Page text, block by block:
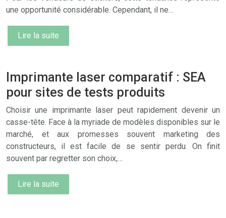
une opportunité considérable. Cependant, il ne…
Lire la suite
Imprimante laser comparatif : SEA
pour sites de tests produits
Choisir une imprimante laser peut rapidement devenir un
casse-tête. Face à la myriade de modèles disponibles sur le
marché, et aux promesses souvent marketing des
constructeurs, il est facile de se sentir perdu. On finit
souvent par regretter son choix,…
Lire la suite